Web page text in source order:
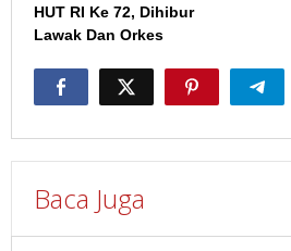
HUT RI Ke 72, Dihibur
Lawak Dan Orkes
Baca Juga